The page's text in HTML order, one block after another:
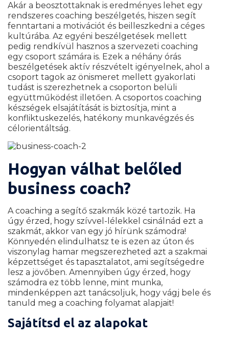
Akár a beosztottaknak is eredményes lehet egy
rendszeres coaching beszélgetés, hiszen segít
fenntartani a motivációt és beilleszkedni a céges
kultúrába. Az egyéni beszélgetések mellett
pedig rendkívül hasznos a szervezeti coaching
egy csoport számára is. Ezek a néhány órás
beszélgetések aktív részvételt igényelnek, ahol a
csoport tagok az önismeret mellett gyakorlati
tudást is szerezhetnek a csoporton belüli
együttműködést illetően. A csoportos coaching
készségek elsajátítását is biztosítja, mint a
konfliktuskezelés, hatékony munkavégzés és
célorientáltság.
Hogyan válhat belőled
business coach?
A coaching a segítő szakmák közé tartozik. Ha
úgy érzed, hogy szívvel-lélekkel csinálnád ezt a
szakmát, akkor van egy jó hírünk számodra!
Könnyedén elindulhatsz te is ezen az úton és
viszonylag hamar megszerezheted azt a szakmai
képzettséget és tapasztalatot, ami segítségedre
lesz a jövőben. Amennyiben úgy érzed, hogy
számodra ez több lenne, mint munka,
mindenképpen azt tanácsoljuk, hogy vágj bele és
tanuld meg a coaching folyamat alapjait!
Sajátítsd el az alapokat